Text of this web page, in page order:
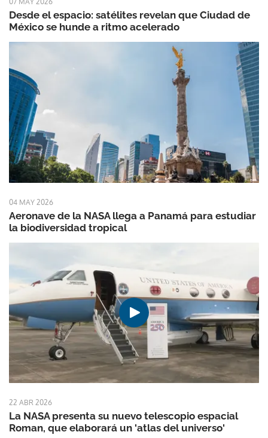
Desde el espacio: satélites revelan que Ciudad de
México se hunde a ritmo acelerado
04 MAY 2026
Aeronave de la NASA llega a Panamá para estudiar
la biodiversidad tropical
22 ABR 2026
La NASA presenta su nuevo telescopio espacial
Roman, que elaborará un 'atlas del universo'